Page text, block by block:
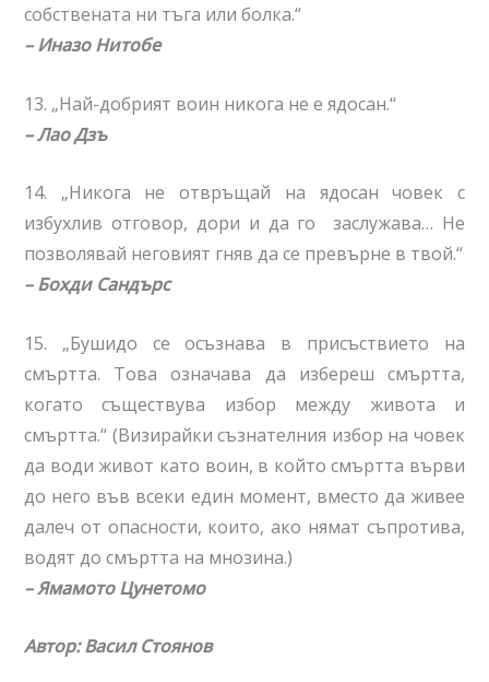
собствената ни тъга или болка.“
– Иназо Нитобе
13. „Най-добрият воин никога не е ядосан.“
– Лао Дзъ
14. „Никога не отвръщай на ядосан човек с
избухлив отговор, дори и да го заслужава… Не
позволявай неговият гняв да се превърне в твой.“
–Бохди Сандърс
15. „Бушидо се осъзнава в присъствието на
смъртта. Това означава да избереш смъртта,
когато съществува избор между живота и
смъртта.“ (Визирайки съзнателния избор на човек
да води живот като воин, в който смъртта върви
до него във всеки един момент, вместо да живее
далеч от опасности, които, ако нямат съпротива,
водят до смъртта на мнозина.)
–Ямамото Цунетомо
Автор: Васил Стоянов